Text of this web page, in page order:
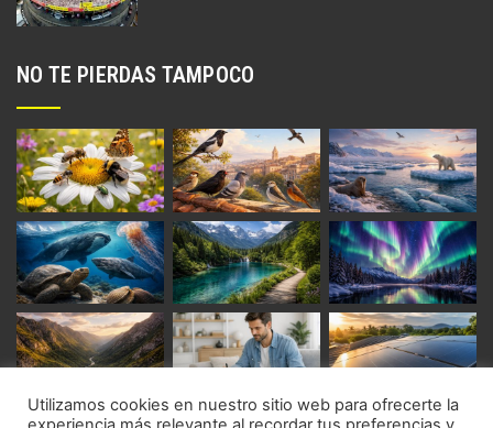
NO TE PIERDAS TAMPOCO
Utilizamos cookies en nuestro sitio web para ofrecerte la